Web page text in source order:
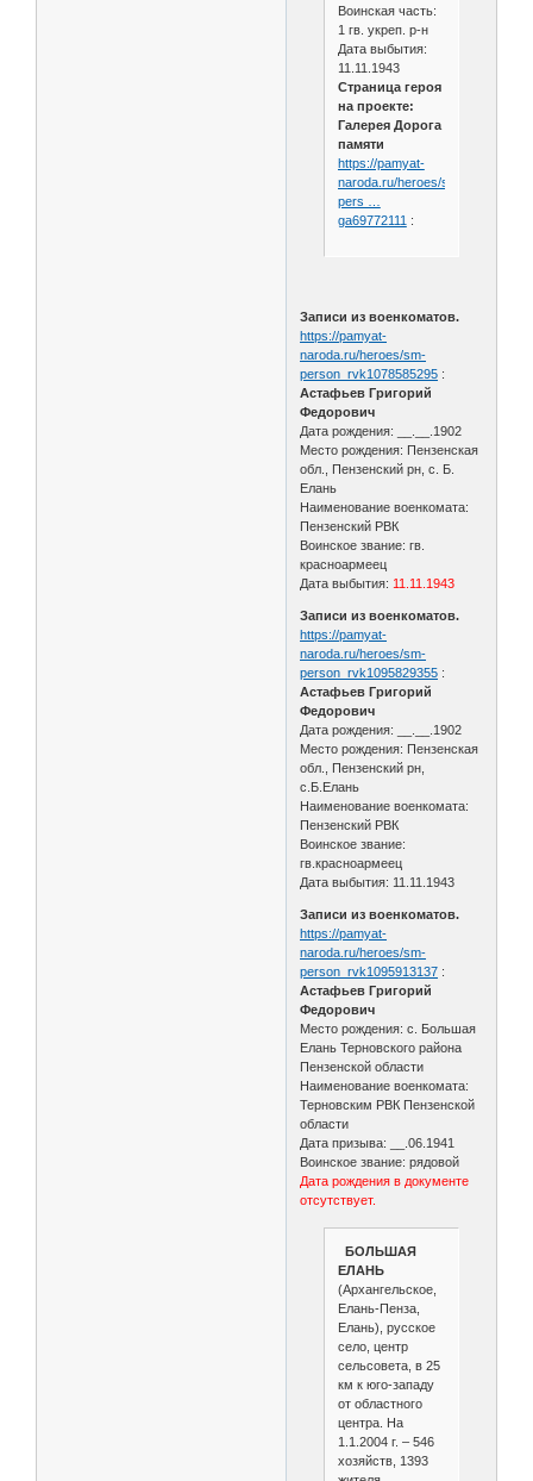
Воинская часть:
1 гв. укреп. р-н
Дата выбытия:
11.11.1943
Страница героя
на проекте:
Галерея Дорога
памяти
https://pamyat-
naroda.ru/heroes/sm-
pers …
ga69772111 :
Записи из военкоматов.
https://pamyat-
naroda.ru/heroes/sm-
person_rvk1078585295 :
Астафьев Григорий
Федорович
Дата рождения: __.__.1902
Место рождения: Пензенская
обл., Пензенский рн, с. Б.
Елань
Наименование военкомата:
Пензенский РВК
Воинское звание: гв.
красноармеец
Дата выбытия: 11.11.1943
Записи из военкоматов.
https://pamyat-
naroda.ru/heroes/sm-
person_rvk1095829355 :
Астафьев Григорий
Федорович
Дата рождения: __.__.1902
Место рождения: Пензенская
обл., Пензенский рн,
с.Б.Елань
Наименование военкомата:
Пензенский РВК
Воинское звание:
гв.красноармеец
Дата выбытия: 11.11.1943
Записи из военкоматов.
https://pamyat-
naroda.ru/heroes/sm-
person_rvk1095913137 :
Астафьев Григорий
Федорович
Место рождения: с. Большая
Елань Терновского района
Пензенской области
Наименование военкомата:
Терновским РВК Пензенской
области
Дата призыва: __.06.1941
Воинское звание: рядовой
Дата рождения в документе
отсутствует.
БОЛЬШАЯ
ЕЛАНЬ
(Архангельское,
Елань-Пенза,
Елань), русское
село, центр
сельсовета, в 25
км к юго-западу
от областного
центра. На
1.1.2004 г. – 546
хозяйств, 1393